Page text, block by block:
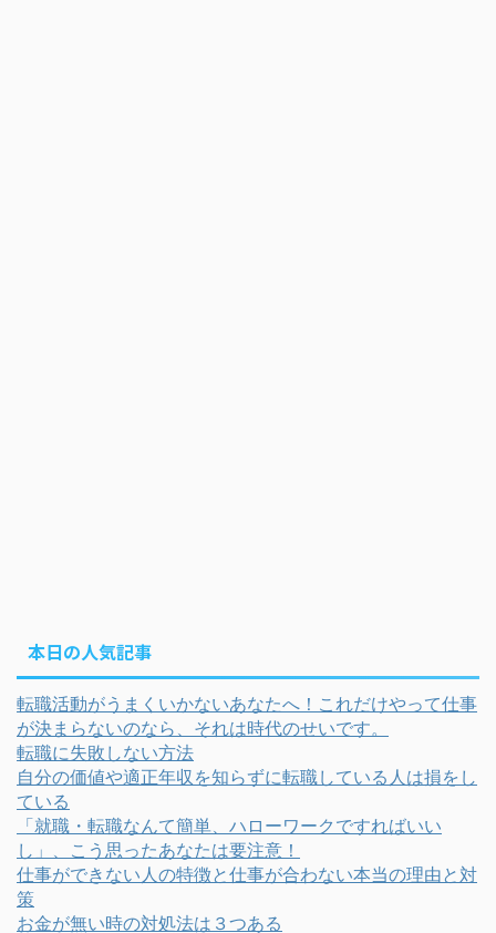
本日の人気記事
転職活動がうまくいかないあなたへ！これだけやって仕事
が決まらないのなら、それは時代のせいです。
転職に失敗しない方法
自分の価値や適正年収を知らずに転職している人は損をし
ている
「就職・転職なんて簡単、ハローワークですればいい
し」、こう思ったあなたは要注意！
仕事ができない人の特徴と仕事が合わない本当の理由と対
策
お金が無い時の対処法は３つある